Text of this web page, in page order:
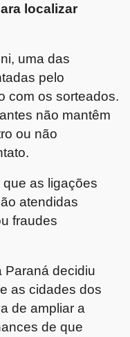
localizar
uma das
pelo
com os sorteados.
não mantêm
ou não
as ligações
atendidas
fraudes
Paraná decidiu
as cidades dos
de ampliar a
de que